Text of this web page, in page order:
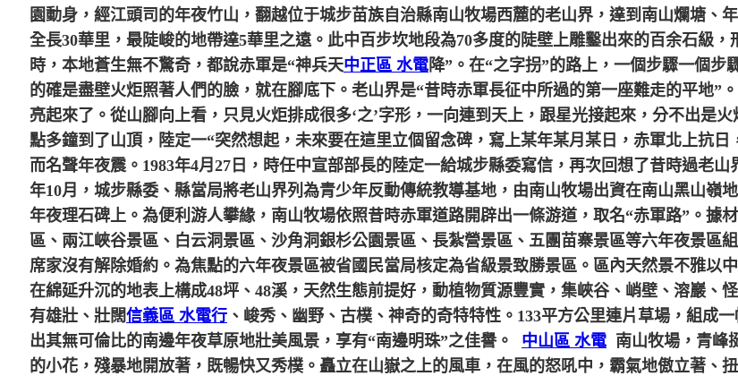
園動身，經江頭司的年夜竹山，翻越位于城步苗族自治縣南山牧場西麓的老山界，達到南山爛塘、
全長30華里，最陡峻的地帶達5華里之遠。此中百步坎地段為70多度的陡壁上雕鑿出來的百余石級
時，本地蒼生無不驚奇，都說赤軍是“神兵天中正區 水電降”。在“之字拐”的路上，一個步驟一個步
的確是盡壁火炬照著人們的臉，就在腳底下。老山界是“昔時赤軍長征中所過的第一座難走的平地”
亮起來了。從山腳向上看，只見火炬排成很多‘之’字形，一向連到天上，跟星光接起來，分不出是
點多鐘到了山頂，陸定一“突然想起，未來要在這里立個留念碑，寫上某年某月某日，赤軍北上抗日
而名聲年夜震。1983年4月27日，時任中宣部部長的陸定一給城步縣委寫信，再次回想了昔時過老
年10月，城步縣委、縣當局將老山界列為青少年反動傳統教導基地，由南山牧場出資在南山黑山嶺
年夜理石碑上。為便利游人攀緣，南山牧場依照昔時赤軍道路開辟出一條游道，取名“赤軍路”。 據
區、兩江峽谷景區、白云洞景區、沙角洞銀杉公園景區、長紮營景區、五團苗寨景區等六年夜景區
席家沒有解除婚約。為焦點的六年夜景區被省國民當局核定為省級景致勝景區。區內天然景不雅以
在綿延升沉的地表上構成48坪、48溪，天然生態前提好，動植物質源豐實，集峽谷、峭壁、溶巖、
有雄壯、壯闊信義區 水電行 、峻秀、幽野、古樸、神奇的奇特特性。133平方公里連片草場，組成
出其無可倫比的南邊年夜草原地壯美風景，享有“南邊明珠”之佳譽。
中山區 水電 南山牧場，青峰
的小花，殘暴地開放著，既暢快又秀樸。矗立在山嶽之上的風車，在風的怒吼中，霸氣地傲立著、